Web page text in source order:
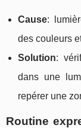
Cause:
des couleurs
Solution:
dans une
repérer une
Routine